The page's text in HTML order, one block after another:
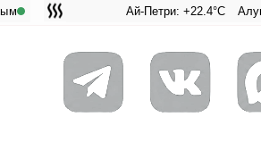
Ай-Петри: +22.4°C Алушта: +30.8°C